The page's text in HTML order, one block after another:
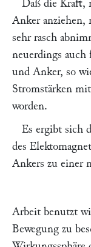
Daß die Kraft,
Anker anziehen,
sehr rasch
neuerdings auch
und Anker, so
Stromstärken
worden.
Es ergibt sich
des
Ankers zu einer
Arbeit benutzt
Bewegung zu